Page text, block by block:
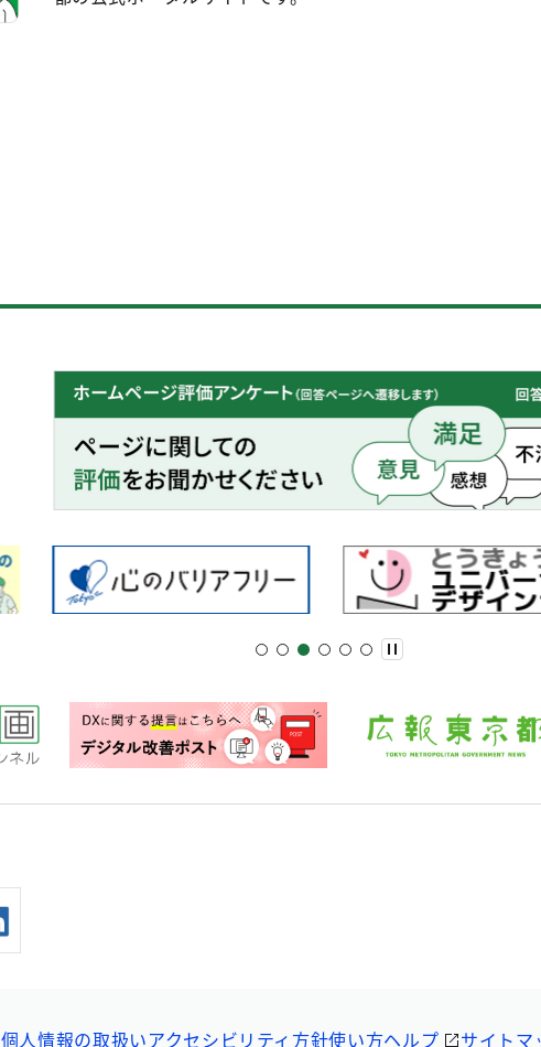
個人情報の取扱いアクセシビリティ方針使い方ヘルプ サイトマ